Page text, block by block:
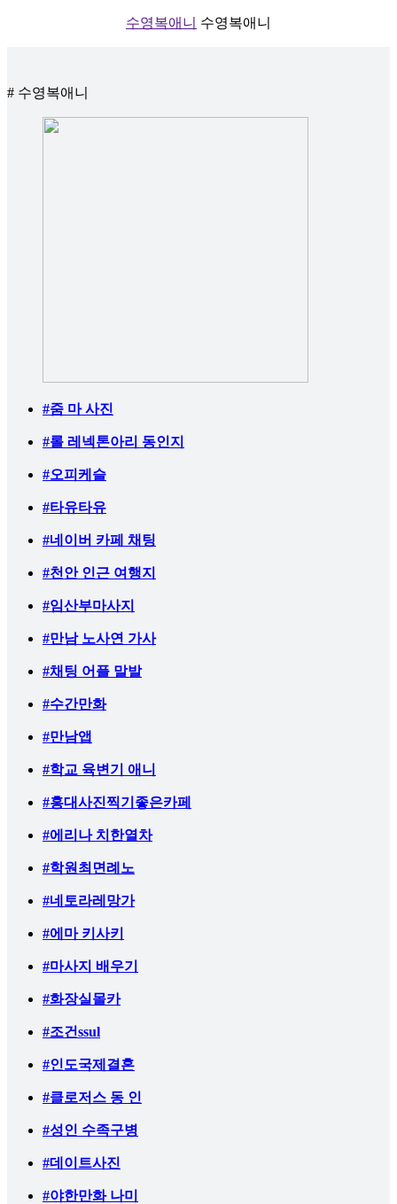
수영복애니 수영복애니
# 수영복애니
#줌 마 사진
#롤 레넥톤아리 동인지
#오피케슬
#타유타유
#네이버 카페 채팅
#천안 인근 여행지
#임산부마사지
#만남 노사연 가사
#채팅 어플 말발
#수간만화
#만남앱
#학교 육변기 애니
#홍대사진찍기좋은카페
#에리나 치한열차
#학원최면례노
#네토라레망가
#에마 키사키
#마사지 배우기
#화장실몰카
#조건ssul
#인도국제결혼
#클로저스 동 인
#성인 수족구병
#데이트사진
#야한만화 나미